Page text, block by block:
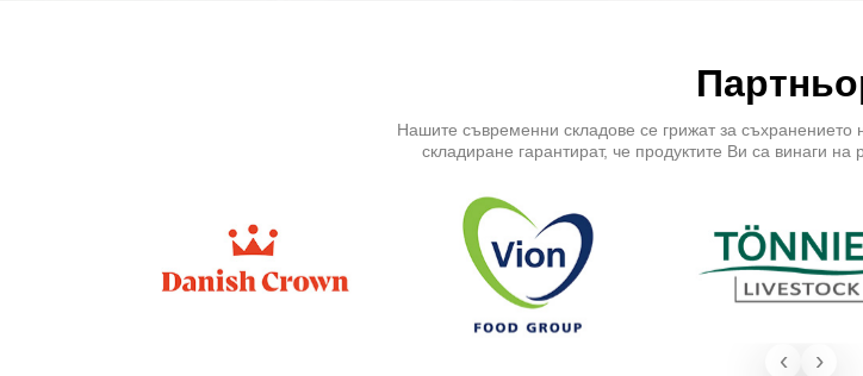
Нашите съвременни складове се грижат за съхранението
складиране гарантират, че продуктите Ви са винаги
‹ ›